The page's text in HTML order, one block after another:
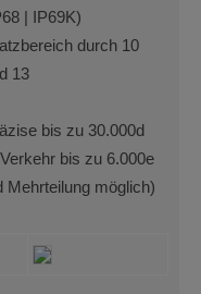
| IP69K)
durch 10
13
bis zu 30.000d
bis zu 6.000e
Mehrteilung möglich)